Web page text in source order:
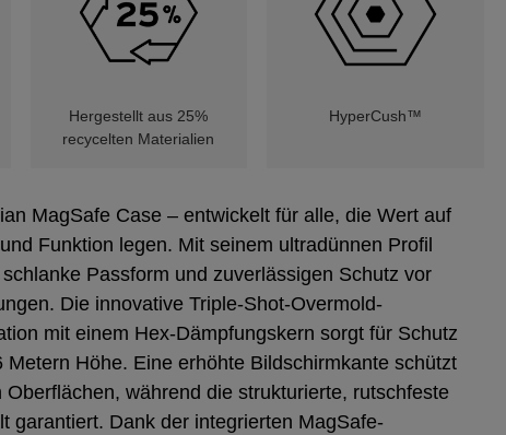
Hergestellt aus 25%
recycelten Materialien
HyperCush™
MagSafe Case – entwickelt für alle, die Wert auf
Funktion legen. Mit seinem ultradünnen Profil
Passform und zuverlässigen Schutz vor
Die innovative Triple-Shot-Overmold-
mit einem Hex-Dämpfungskern sorgt für Schutz
Metern Höhe. Eine erhöhte Bildschirmkante schützt
während die strukturierte, rutschfeste
garantiert. Dank der integrierten MagSafe-